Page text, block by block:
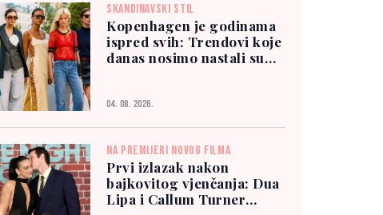
SKANDINAVSKI STIL
Kopenhagen je godinama
ispred svih: Trendovi koje
danas nosimo nastali su
04. 08. 2026.
NA PREMIJERI NOVOG FILMA
Prvi izlazak nakon
bajkovitog vjenčanja: Dua
Lipa i Callum Turner